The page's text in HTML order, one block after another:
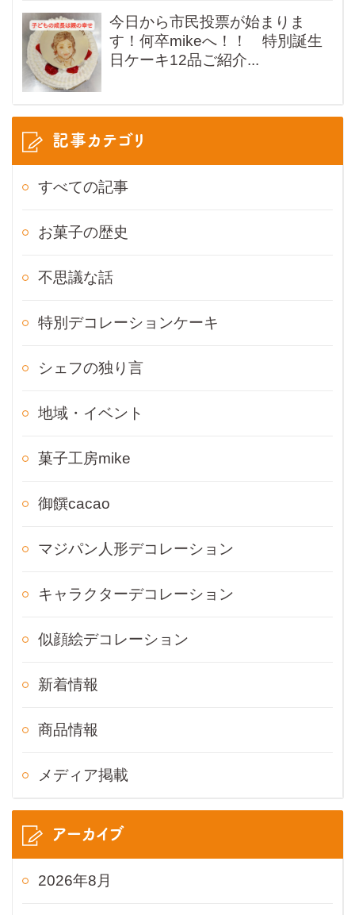
今日から市民投票が始まりま
す！何卒mikeへ！！ 特別誕生
日ケーキ12品ご紹介...
記事カテゴリ
すべての記事
お菓子の歴史
不思議な話
特別デコレーションケーキ
シェフの独り言
地域・イベント
菓子工房mike
御饌cacao
マジパン人形デコレーション
キャラクターデコレーション
似顔絵デコレーション
新着情報
商品情報
メディア掲載
アーカイブ
2026年8月